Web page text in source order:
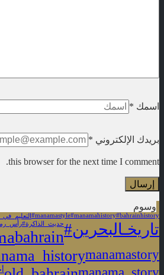
اسمك *
بريدك الإلكتروني *
this browser for the next time I comment.
وسوم
#bahrainhistory
#manamahistory
#manamastyle
#تاريخـالبحرين #حديث_الذاكرة
bahrain
manamastory